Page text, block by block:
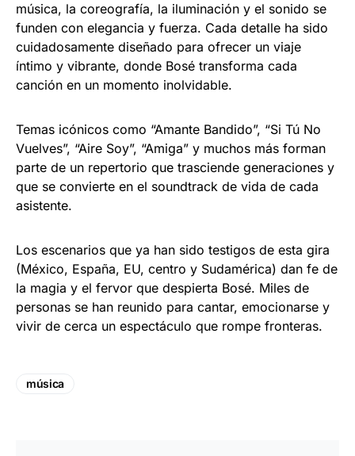
música, la coreografía, la iluminación y el sonido se
funden con elegancia y fuerza. Cada detalle ha sido
cuidadosamente diseñado para ofrecer un viaje
íntimo y vibrante, donde Bosé transforma cada
canción en un momento inolvidable.
Temas icónicos como “Amante Bandido”, “Si Tú No
Vuelves”, “Aire Soy”, “Amiga” y muchos más forman
parte de un repertorio que trasciende generaciones y
que se convierte en el soundtrack de vida de cada
asistente.
Los escenarios que ya han sido testigos de esta gira
(México, España, EU, centro y Sudamérica) dan fe de
la magia y el fervor que despierta Bosé. Miles de
personas se han reunido para cantar, emocionarse y
vivir de cerca un espectáculo que rompe fronteras.
música